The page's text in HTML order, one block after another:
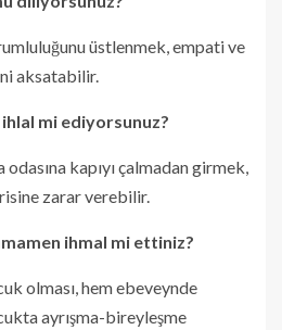
üstlenmek, empati ve
aksatabilir.
ihlal mi ediyorsunuz?
kapıyı çalmadan girmek,
zarar verebilir.
ihmal mi ettiniz?
olması, hem ebeveynde
ayrışma-bireyleşme